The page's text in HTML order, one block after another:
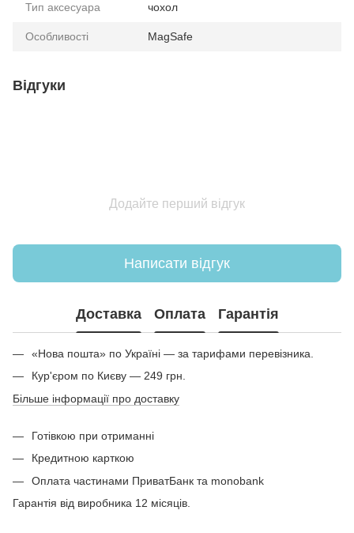
Тип аксесуара чохол
Особливості MagSafe
Відгуки
Додайте перший відгук
Написати відгук
Доставка Оплата Гарантія
«Нова пошта» по Україні — за тарифами перевізника.
Кур'єром по Києву — 249 грн.
Більше інформації про доставку
Готівкою при отриманні
Кредитною карткою
Оплата частинами ПриватБанк та monobank
Гарантія від виробника 12 місяців.